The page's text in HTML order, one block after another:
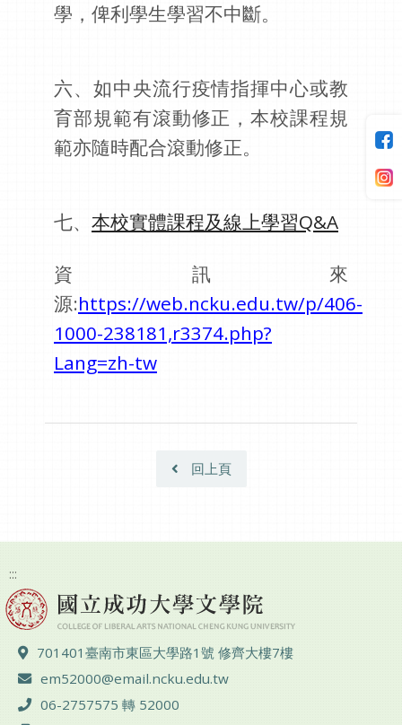
學，俾利學生學習不中斷。
六、如中央流行疫情指揮中心或教
育部規範有滾動修正，本校課程規
範亦隨時配合滾動修正。
七、 本校實體課程及線上學習Q&A
資訊來
源:https://web.ncku.edu.tw/p/406-
1000-238181,r3374.php?
Lang=zh-tw
回上頁
:::
地址 ：
701401臺南市東區大學路1號 修齊大樓7樓
電子郵件 ：
em52000@email.ncku.edu.tw
電話 ：
06-2757575 轉 52000